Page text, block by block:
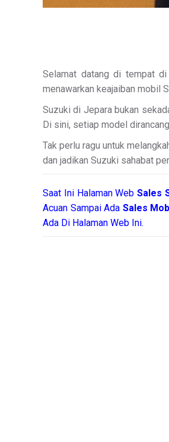
Selamat datang di tempat di
menawarkan keajaiban mobil
Suzuki di Jepara bukan
Di sini, setiap model
Tak perlu ragu untuk
dan jadikan Suzuki sahabat
Saat Ini Halaman WebSales
Acuan Sampai Ada Sales
Ada Di Halaman Web Ini.